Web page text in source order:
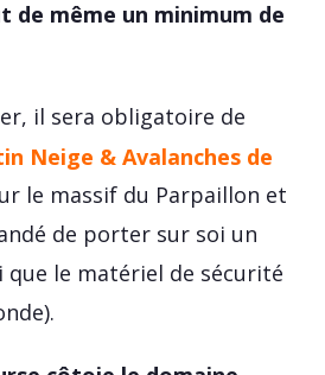
de même un minimum de
il sera obligatoire de
Neige & Avalanches de
le massif du Parpaillon et
de porter sur soi un
que le matériel de sécurité